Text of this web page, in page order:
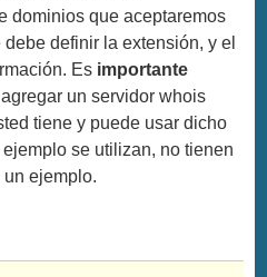
dominios que aceptaremos
definir la extensión, y el
Es importante
un servidor whois
tiene y puede usar dicho
se utilizan, no tienen
un ejemplo.